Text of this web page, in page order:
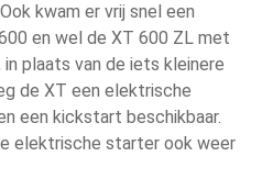
kwam er vrij snel een
en wel de XT 600 ZL met
plaats van de iets kleinere
de XT een elektrische
een kickstart beschikbaar.
elektrische starter ook weer